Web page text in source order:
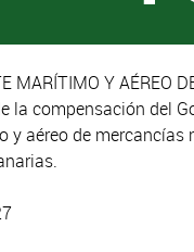
MARÍTIMO Y AÉREO
la compensación del
y aéreo de